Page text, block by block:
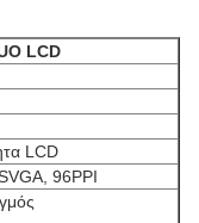
LCD
LCD
96PPI